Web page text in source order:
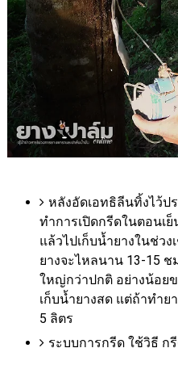
หลังอัดเอทธิลีนทิ้งไว้ป
ทำการเปิดกรีดในตอนเย็
แล้วไปเก็บน้ำยางในช่ว
ยางจะไหลนาน 13-15 ช
ใหญ่กว่าปกติ อย่างน้อย
เก็บน้ำยางสด แต่ถ้าทำ
5 ลิตร
ระบบการกรีด ใช้วิธี ก